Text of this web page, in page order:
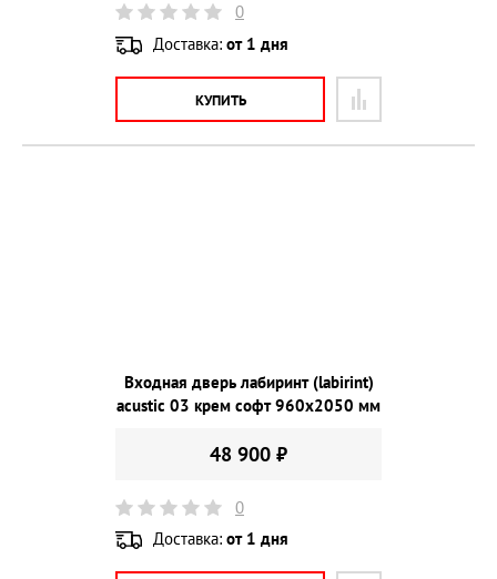
0
Доставка: от 1 дня
КУПИТЬ
Входная дверь лабиринт (labirint)
acustic 03 крем софт 960х2050 мм
48 900 ₽
0
Доставка: от 1 дня